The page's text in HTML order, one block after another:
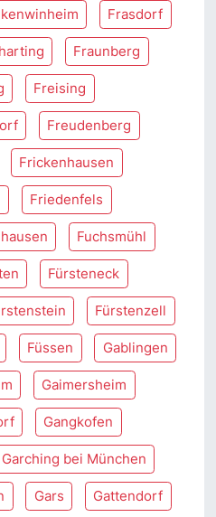
Frasdorf
Fraunberg
Freising
Freudenberg
Frickenhausen
Friedenfels
Fuchsmühl
Fürsteneck
Fürstenzell
Füssen Gablingen
Gaimersheim
Gangkofen
Garching bei München
Gars Gattendorf